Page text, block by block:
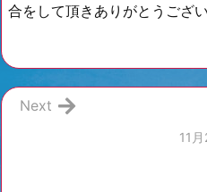
合をして頂きありがとうござい
11
Next